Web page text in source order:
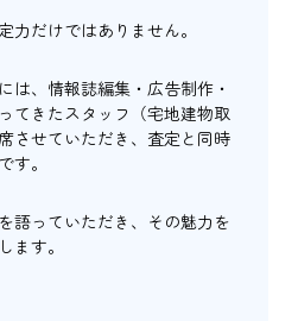
力だけではありません。
は、情報誌編集・広告制作・
てきたスタッフ（宅地建物取
させていただき、査定と同時
す。
語っていただき、その魅力を
ます。